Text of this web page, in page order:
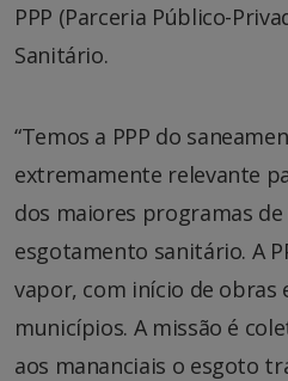
PPP (Parceria Público-
Sanitário.
“Temos a PPP do
extremamente relevante
dos maiores programas
esgotamento sanitário. A
vapor, com início de obras
municípios. A missão é
aos mananciais o esgoto